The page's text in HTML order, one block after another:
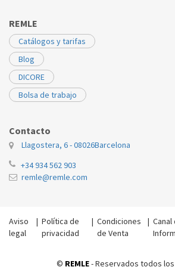
REMLE
Catálogos y tarifas
Blog
DICORE
Bolsa de trabajo
Contacto
Llagostera, 6 - 08026Barcelona
+34 934 562 903
remle@remle.com
Aviso
legal
| Política de
privacidad
|Condiciones
de Venta
|Canal
© REMLE- Reservados todos